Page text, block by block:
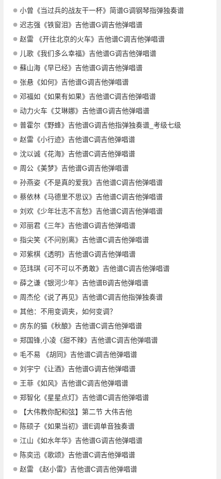
小曾《当过兵的战友干一杯》简谱G调钢琴指弹独奏谱
迟志强《铁窗泪》吉他谱G调吉他弹唱谱
赵雷 《开往北京的火车》吉他谱C调吉他弹唱谱
儿歌《我们多么幸福》吉他谱G调吉他弹唱谱
蘇山海《早已经》吉他谱G调吉他弹唱谱
张悬《如何》吉他谱G调吉他弹唱谱
邓福如《如果有如果》吉他谱C调吉他弹唱谱
动力火车《艾琳娜》吉他谱G调吉他弹唱谱
普霍尔《野蜂》吉他谱G调吉他指弹独奏谱_考级七级
赵雷《小行迹》吉他谱C调吉他弹唱谱
沈以诚《花海》吉他谱C调吉他弹唱谱
周公《美梦》吉他谱G调吉他弹唱谱
孙燕姿《不是真的爱我》吉他谱C调吉他弹唱谱
蔡依林《马德里不思议》吉他谱C调吉他弹唱谱
刘欢《少年壮志不言愁》吉他谱C调吉他弹唱谱
邓丽君《三年》吉他谱G调吉他弹唱谱
指尖笑《不问别离》吉他谱C调吉他弹唱谱
邓紫棋《透明》吉他谱G调吉他弹唱谱
范玮琪《可不可以不勇敢》吉他谱C调吉他弹唱谱
薛之谦《银河少年》吉他谱B调吉他弹唱谱
周杰伦《说了再见》吉他谱C调吉他指弹独奏谱
其他：不用变调夹，如何变调？
房东的猫《秋酿》吉他谱C调吉他弹唱谱
郑国锋,小凌《甜不辣》吉他谱C调吉他弹唱谱
毛不易 《胡同》吉他谱C调吉他弹唱谱
刘宇宁《让酒》吉他谱G调吉他弹唱谱
王菲《如风》吉他谱C调吉他弹唱谱
郑智化《星星点灯》吉他谱C调吉他弹唱谱
【大伟教你配和弦】第二节 大伟吉他
陈硕子《如果当初》谱E调单音独奏谱
江山《如水年华》吉他谱G调吉他弹唱谱
陈奕迅《歌颂》吉他谱C调吉他弹唱谱
赵雷 《赵小雷》吉他谱C调吉他弹唱谱